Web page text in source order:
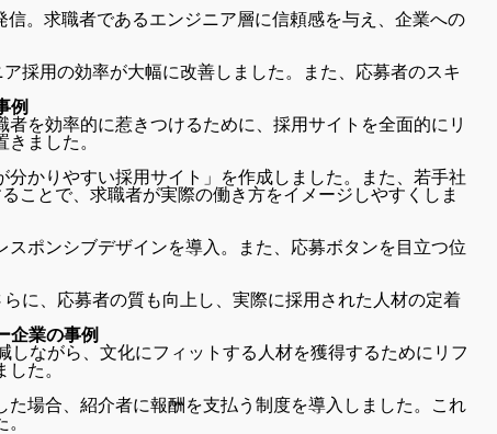
。求職者であるエンジニア層に信頼感を与え、企業への
採用の効率が大幅に改善しました。また、応募者のスキ
例
を効率的に惹きつけるために、採用サイトを全面的にリ
ました。
かりやすい採用サイト」を作成しました。また、若手社
ことで、求職者が実際の働き方をイメージしやすくしま
ポンシブデザインを導入。また、応募ボタンを目立つ位
に、応募者の質も向上し、実際に採用された人材の定着
企業の事例
ながら、文化にフィットする人材を獲得するためにリフ
た。
場合、紹介者に報酬を支払う制度を導入しました。これ